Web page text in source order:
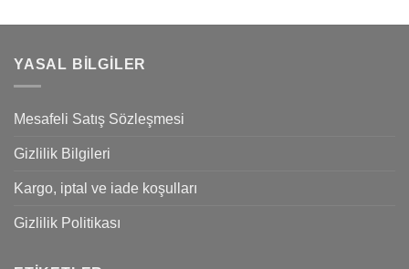
YASAL BILGILER
Mesafeli Satış Sözleşmesi
Gizlilik Bilgileri
Kargo, iptal ve iade koşulları
Gizlilik Politikası